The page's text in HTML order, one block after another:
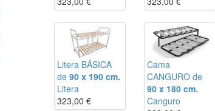
Litera BÁSICA
de 90 x 190 cm.
Litera
323,00 €
Cama
CANGURO de
90 x 180 cm.
Canguro